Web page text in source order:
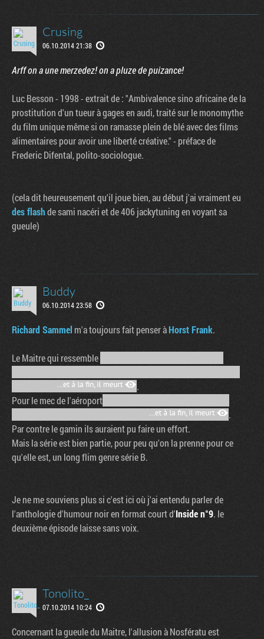
Crusing
06.10.2014 21:38
Arff on a une merzedez! on a pluze de puizance!
Luc Besson - 1998 - extrait de : "Ambivalence sino africaine de la
prostitution d'un tueur à gages en audi, traité sur le monomythe
du film unique même si on ramasse plein de blé avec des films
alimentaires pour avoir une liberté créative." - préface de
Frederic Difental, polito-sociologue.
(cela dit heureusement qu'il joue bien, au début j'ai vraiment eu
des flashde sami nacéri et de 406 jackytuning en voyant sa
gueule)
Buddy
06.10.2014 23:58
Richard Sammel m'a toujours fait penser àHorst Frank.
Le Maitre qui ressemble
.
Pour le mec de l'aéroport
.
Par contre le gamin ils auraient pu faire un effort.
Mais la série est bien partie, pour peu qu'on la prenne pour ce
qu'elle est, un long flim genre série B.
Je ne me souviens plus si c'est ici où j'ai entendu parler de
l'anthologie d'humour noir en format court d'Inside n°9. le
deuxième épisode laisse sans voix.
Tonolito_
07.10.2014 10:24
Concernant la gueule du Maitre, l'allusion à Nosfératu est